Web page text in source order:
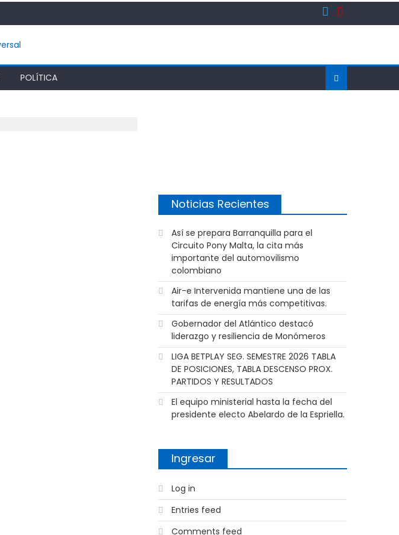
POLÍTICA
Noticias Recientes
Así se prepara Barranquilla para el
Circuito Pony Malta, la cita más
importante del automovilismo
colombiano
Air-e Intervenida mantiene una de las
tarifas de energía más competitivas.
Gobernador del Atlántico destacó
liderazgo y resiliencia de Monómeros
LIGA BETPLAY SEG. SEMESTRE 2026 TABLA
DE POSICIONES, TABLA DESCENSO PROX.
PARTIDOS Y RESULTADOS
El equipo ministerial hasta la fecha del
presidente electo Abelardo de la Espriella.
Ingresar
Log in
Entries feed
Comments feed